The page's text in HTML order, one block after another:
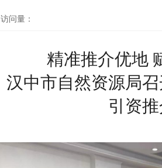
访问量：
精准推介优地
汉中市自然资源局
引资